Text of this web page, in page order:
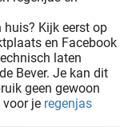
huis? Kijk eerst op
en Facebook
laten
Bever. Je kan dit
geen gewoon
je regenjas